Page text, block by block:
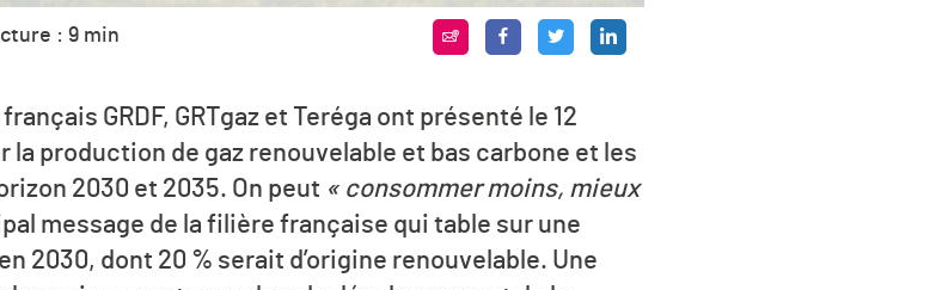
: 9 min
GRDF, GRTgaz et Teréga ont présenté le 12
production de gaz renouvelable et bas carbone et les
2030 et 2035. On peut « consommer moins, mieux
message de la filière française qui table sur une
2030, dont 20 % serait d’origine renouvelable. Une